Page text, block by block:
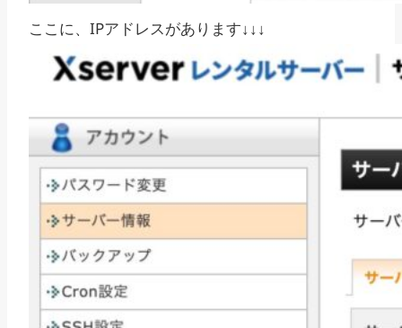
ここに、IPアドレスがあります↓↓↓